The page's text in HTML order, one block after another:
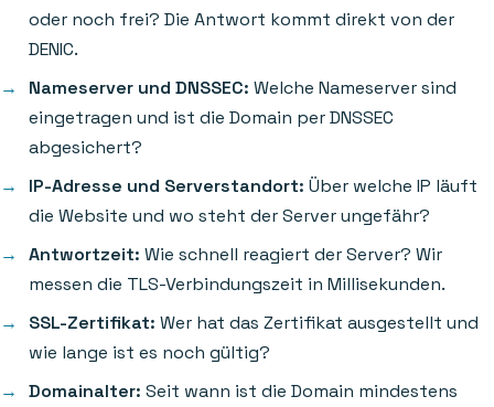
oder noch frei? Die Antwort kommt direkt von der
DENIC.
Nameserver und DNSSEC: Welche Nameserver sind
eingetragen und ist die Domain per DNSSEC
abgesichert?
IP-Adresse und Serverstandort: Über welche IP läuft
die Website und wo steht der Server ungefähr?
Antwortzeit: Wie schnell reagiert der Server? Wir
messen die TLS-Verbindungszeit in Millisekunden.
SSL-Zertifikat: Wer hat das Zertifikat ausgestellt und
wie lange ist es noch gültig?
Domainalter: Seit wann ist die Domain mindestens